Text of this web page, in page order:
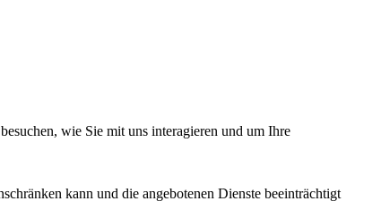
wie Sie mit uns interagieren und um Ihre
kann und die angebotenen Dienste beeinträchtigt